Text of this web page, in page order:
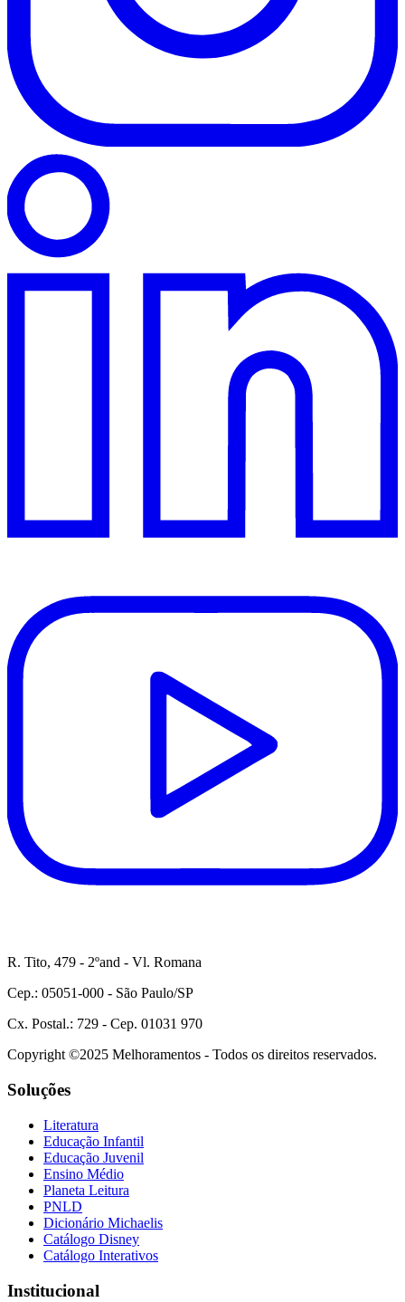
R. Tito, 479 - 2ºand - Vl. Romana
Cep.: 05051-000 - São Paulo/SP
Cx. Postal.: 729 - Cep. 01031 970
Copyright ©2025 Melhoramentos - Todos os direitos reservados.
Soluções
Literatura
Educação Infantil
Educação Juvenil
Ensino Médio
Planeta Leitura
PNLD
Dicionário Michaelis
Catálogo Disney
Catálogo Interativos
Institucional